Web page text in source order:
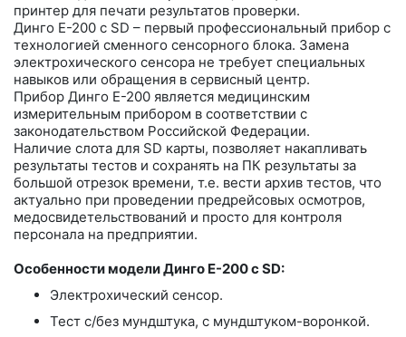
принтер для печати результатов проверки.
Динго Е-200 с SD – первый профессиональный прибор с
технологией сменного сенсорного блока. Замена
электрохического сенсора не требует специальных
навыков или обращения в сервисный центр.
Прибор Динго Е-200 является медицинским
измерительным прибором в соответствии с
законодательством Российской Федерации.
Наличие слота для SD карты, позволяет накапливать
результаты тестов и сохранять на ПК результаты за
большой отрезок времени, т.е. вести архив тестов, что
актуально при проведении предрейсовых осмотров,
медосвидетельствований и просто для контроля
персонала на предприятии.
Особенности модели Динго Е-200 c SD:
Электрохический сенсор.
Тест с/без мундштука, с мундштуком-воронкой.